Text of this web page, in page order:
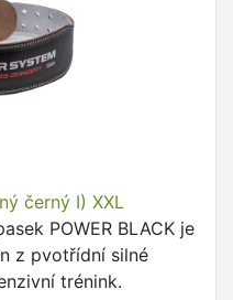
černý I) XXL
POWER BLACK je
z pvotřídní silné
trénink.